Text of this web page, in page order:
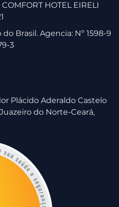
HOTEL EIRELI
Brasil. Agencia: Nº 1598-9
3
Plácido Aderaldo Castelo
do Norte-Ceará,